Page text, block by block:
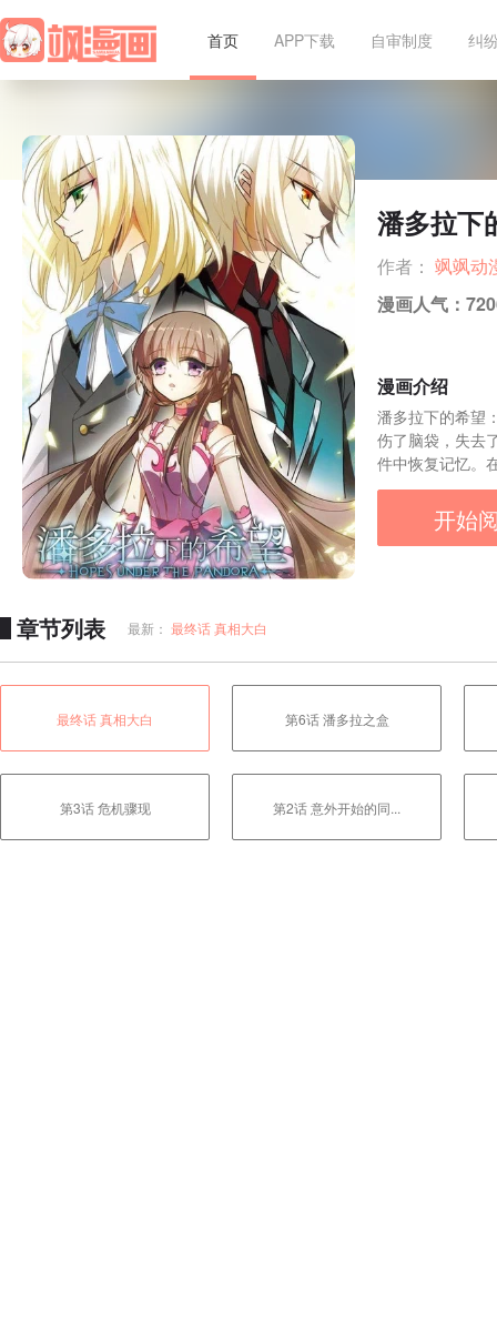
首页 APP下载 自审制度 纠
潘多拉下
作者： 飒飒动
漫画人气：
漫画介绍
潘多拉下的希望
伤了脑袋，失去
件中恢复记忆。
开始
章节列表 最新： 最终话 真相大白
最终话 真相大白 第6话 潘多拉之盒
第3话 危机骤现 第2话 意外开始的同...